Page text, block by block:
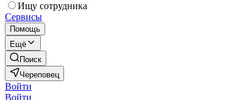
Ищу сотрудника
Сервисы
Помощь
Ещё
Поиск
Череповец
Войти
Войти